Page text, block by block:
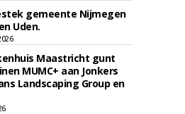
gemeente Nijmegen
Uden.
Maastricht gunt
MUMC+ aan Jonkers
Landscaping Group en